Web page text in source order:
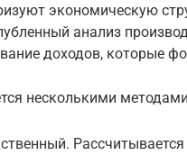
экономическую
анализ
доходов, которые
несколькими